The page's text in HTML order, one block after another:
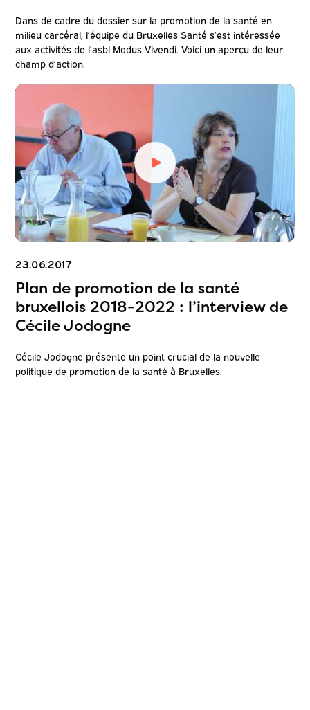
Dans de cadre du dossier sur la promotion de la santé en
milieu carcéral, l’équipe du Bruxelles Santé s’est intéressée
aux activités de l’asbl Modus Vivendi. Voici un aperçu de leur
champ d’action.
23.06.2017
Plan de promotion de la santé
bruxellois 2018-2022 : l’interview de
Cécile Jodogne
Cécile Jodogne présente un point crucial de la nouvelle
politique de promotion de la santé à Bruxelles.